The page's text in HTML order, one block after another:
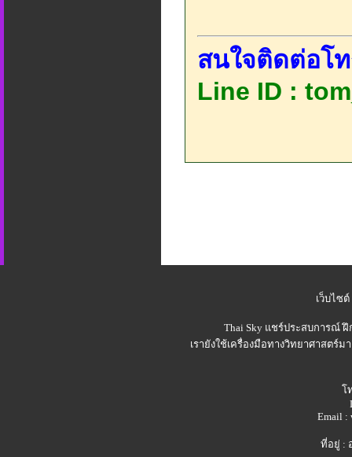
สนใจติดต่อโ
Line ID :
เว็บไซ
Thai Sky แชร์ประสบการณ์
เรายังใช้เครื่องมือทางวิทยาศาสต
โ
Email :
ที่อยู่ :